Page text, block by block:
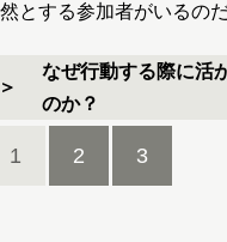
とする参加者がいるのだ
なぜ行動する際に活
のか？
1 2 3